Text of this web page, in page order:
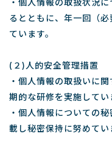
・個人情報の取扱状況
るとともに、年一回（
ています。
(２)人的安全管理措置
・個人情報の取扱いに
期的な研修を実施してい
・個人情報についての
載し秘密保持に努めてい